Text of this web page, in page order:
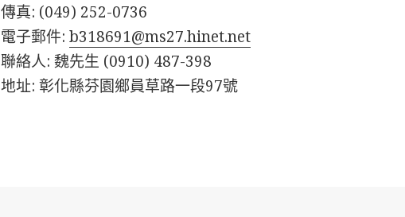
傳真: (049) 252-0736
電子郵件:b318691@ms27.hinet.net
聯絡人: 魏先生 (0910) 487-398
地址: 彰化縣芬園鄉員草路一段97號